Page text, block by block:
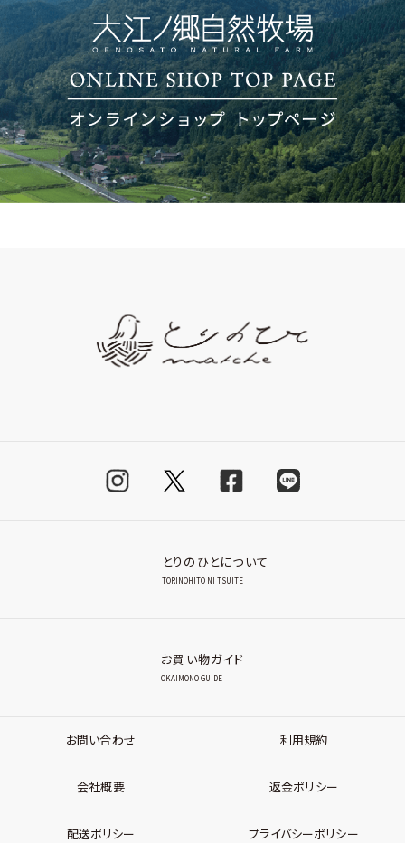
とりのひとについて
TORINOHITO NI TSUITE
お買い物ガイド
OKAIMONO GUIDE
お問い合わせ 利用規約
会社概要 返金ポリシー
配送ポリシー プライバシーポリシー